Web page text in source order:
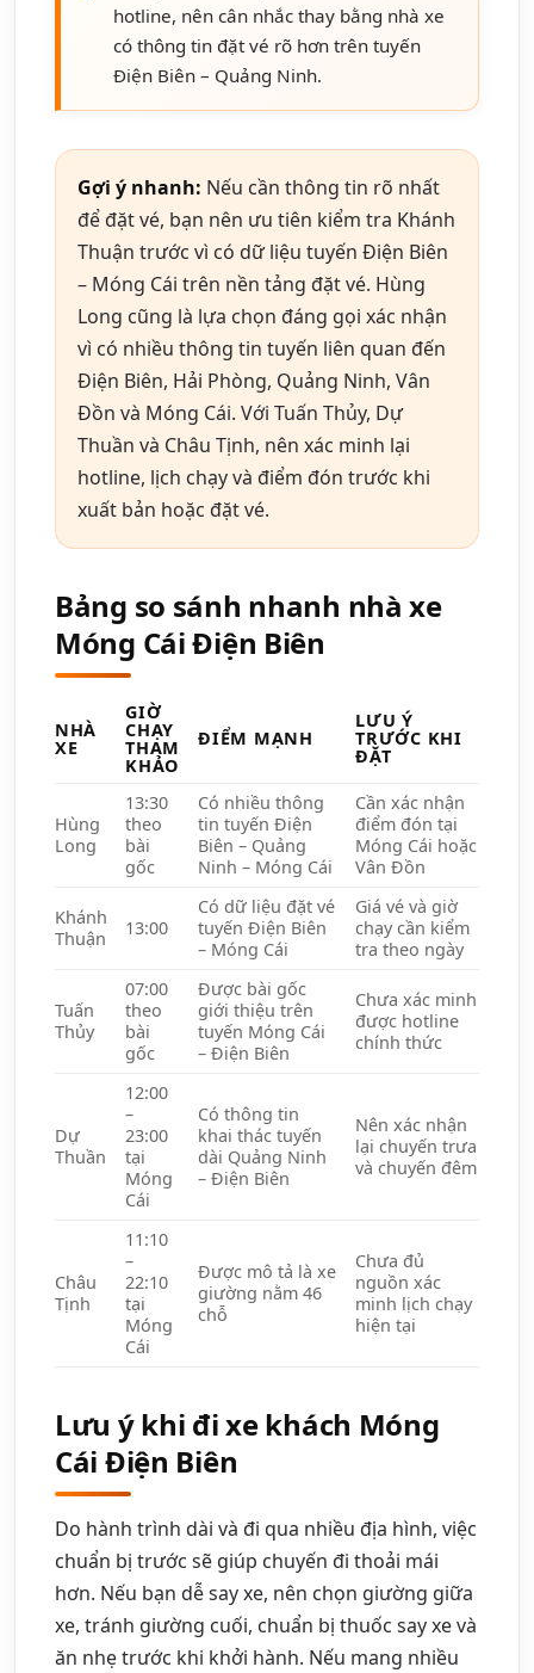
hotline, nên cân nhắc thay bằng nhà xe
có thông tin đặt vé rõ hơn trên tuyến
Điện Biên – Quảng Ninh.
Gợi ý nhanh: Nếu cần thông tin rõ nhất
để đặt vé, bạn nên ưu tiên kiểm tra Khánh
Thuận trước vì có dữ liệu tuyến Điện Biên
– Móng Cái trên nền tảng đặt vé. Hùng
Long cũng là lựa chọn đáng gọi xác nhận
vì có nhiều thông tin tuyến liên quan đến
Điện Biên, Hải Phòng, Quảng Ninh, Vân
Đồn và Móng Cái. Với Tuấn Thủy, Dự
Thuần và Châu Tịnh, nên xác minh lại
hotline, lịch chạy và điểm đón trước khi
xuất bản hoặc đặt vé.
Bảng so sánh nhanh nhà xe
Móng Cái Điện Biên
NHÀ
XE
GIỜ
CHẠY
THAM
KHẢO
ĐIỂM MẠNH
LƯU Ý
TRƯỚC KHI
ĐẶT
Hùng
Long
13:30
theo
bài
gốc
Có nhiều thông
tin tuyến Điện
Biên – Quảng
Ninh – Móng Cái
Cần xác nhận
điểm đón tại
Móng Cái hoặc
Vân Đồn
Khánh
Thuận
13:00
Có dữ liệu đặt vé
tuyến Điện Biên
– Móng Cái
Giá vé và giờ
chạy cần kiểm
tra theo ngày
Tuấn
Thủy
07:00
theo
bài
gốc
Được bài gốc
giới thiệu trên
tuyến Móng Cái
– Điện Biên
Chưa xác minh
được hotline
chính thức
Dự
Thuần
12:00
–
23:00
tại
Móng
Cái
Có thông tin
khai thác tuyến
dài Quảng Ninh
– Điện Biên
Nên xác nhận
lại chuyến trưa
và chuyến đêm
Châu
Tịnh
11:10
–
22:10
tại
Móng
Cái
Được mô tả là xe
giường nằm 46
chỗ
Chưa đủ
nguồn xác
minh lịch chạy
hiện tại
Lưu ý khi đi xe khách Móng
Cái Điện Biên
Do hành trình dài và đi qua nhiều địa hình, việc
chuẩn bị trước sẽ giúp chuyến đi thoải mái
hơn. Nếu bạn dễ say xe, nên chọn giường giữa
xe, tránh giường cuối, chuẩn bị thuốc say xe và
ăn nhẹ trước khi khởi hành. Nếu mang nhiều